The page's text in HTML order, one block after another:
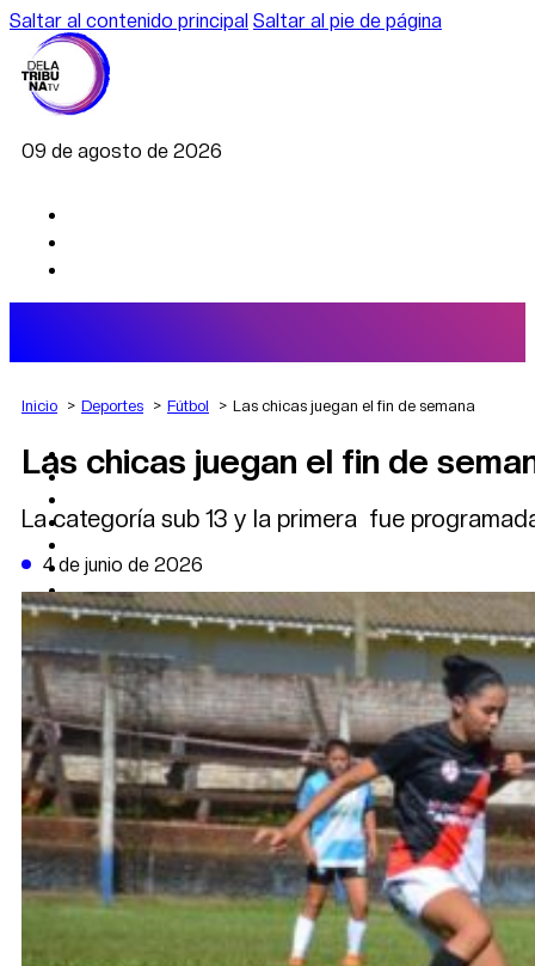
Saltar al contenido principal Saltar al pie de página
09 de agosto de 2026
AGRO
DEPORTES
POLÍTICA
DATA FIRME
DE LA TRIBUNA TV
Inicio Deportes Fútbol Las chicas juegan el fin de semana
Las chicas juegan el fin de
La categoría sub 13 y la primera fue
4 de junio de 2026